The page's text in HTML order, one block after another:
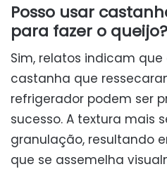
Posso usar
para fazer o queijo?
Sim, relatos indicam
castanha que
refrigerador podem ser
sucesso. A textura mais
granulação, resultando
que se assemelha